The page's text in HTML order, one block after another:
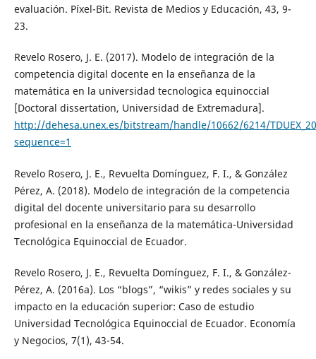
evaluación. Píxel-Bit. Revista de Medios y Educación, 43, 9-
23.
Revelo Rosero, J. E. (2017). Modelo de integración de la
competencia digital docente en la enseñanza de la
matemática en la universidad tecnologica equinoccial
[Doctoral dissertation, Universidad de Extremadura].
http://dehesa.unex.es/bitstream/handle/10662/6214/
sequence=1
Revelo Rosero, J. E., Revuelta Domínguez, F. I., & González
Pérez, A. (2018). Modelo de integración de la competencia
digital del docente universitario para su desarrollo
profesional en la enseñanza de la matemática-Universidad
Tecnológica Equinoccial de Ecuador.
Revelo Rosero, J. E., Revuelta Domínguez, F. I., & González-
Pérez, A. (2016a). Los “blogs”, “wikis” y redes sociales y su
impacto en la educación superior: Caso de estudio
Universidad Tecnológica Equinoccial de Ecuador. Economía
y Negocios, 7(1), 43-54.